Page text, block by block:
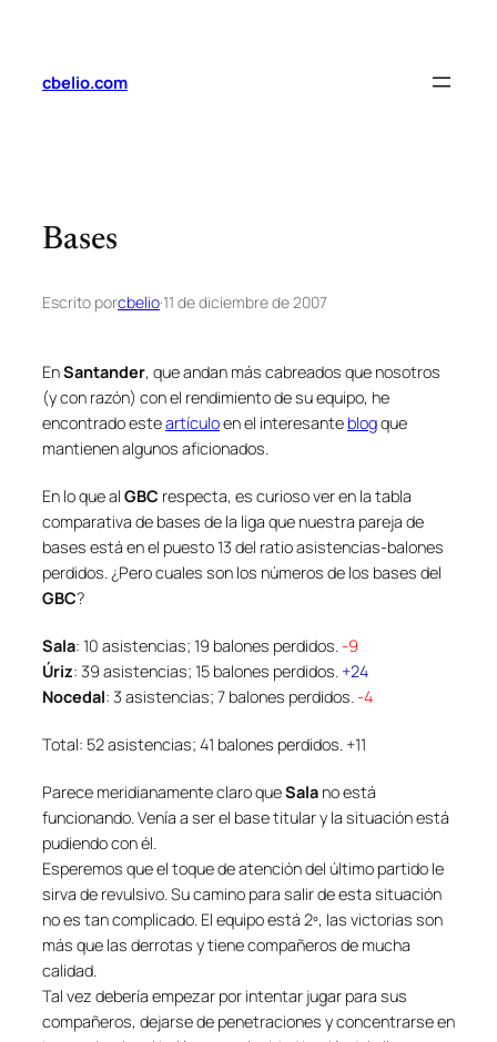
contenido
cbelio.com
Bases
Escrito porcbelio·11 de diciembre de 2007
EnSantander, que andan más cabreados que nosotros
(y con razón) con el rendimiento de su equipo, he
encontrado esteartículoen el interesante blogque
mantienen algunos aficionados.
En lo que al GBC respecta, es curioso ver en la tabla
comparativa de bases de la liga que nuestra pareja de
bases está en el puesto 13 del ratio asistencias-balones
perdidos. ¿Pero cuales son los números de los bases del
GBC?
Sala: 10 asistencias; 19 balones perdidos.-9
Úriz: 39 asistencias; 15 balones perdidos. +24
Nocedal: 3 asistencias; 7 balones perdidos.-4
Total: 52 asistencias; 41 balones perdidos. +11
Parece meridianamente claro queSala no está
funcionando. Venía a ser el base titular y la situación está
pudiendo con él.
Esperemos que el toque de atención del último partido le
sirva de revulsivo. Su camino para salir de esta situación
no es tan complicado. El equipo está 2º, las victorias son
más que las derrotas y tiene compañeros de mucha
calidad.
Tal vez debería empezar por intentar jugar para sus
compañeros, dejarse de penetraciones y concentrarse en